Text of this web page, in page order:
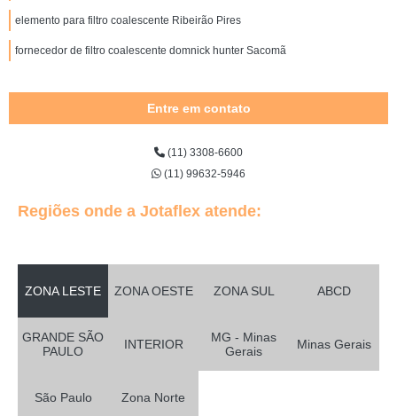
elemento para filtro coalescente Ribeirão Pires
fornecedor de filtro coalescente domnick hunter Sacomã
Entre em contato
(11) 3308-6600
(11) 99632-5946
Regiões onde a Jotaflex atende:
ZONA LESTE ZONA OESTE ZONA SUL ABCD
GRANDE SÃO
PAULO
INTERIOR
MG - Minas
Gerais
Minas Gerais
São Paulo Zona Norte